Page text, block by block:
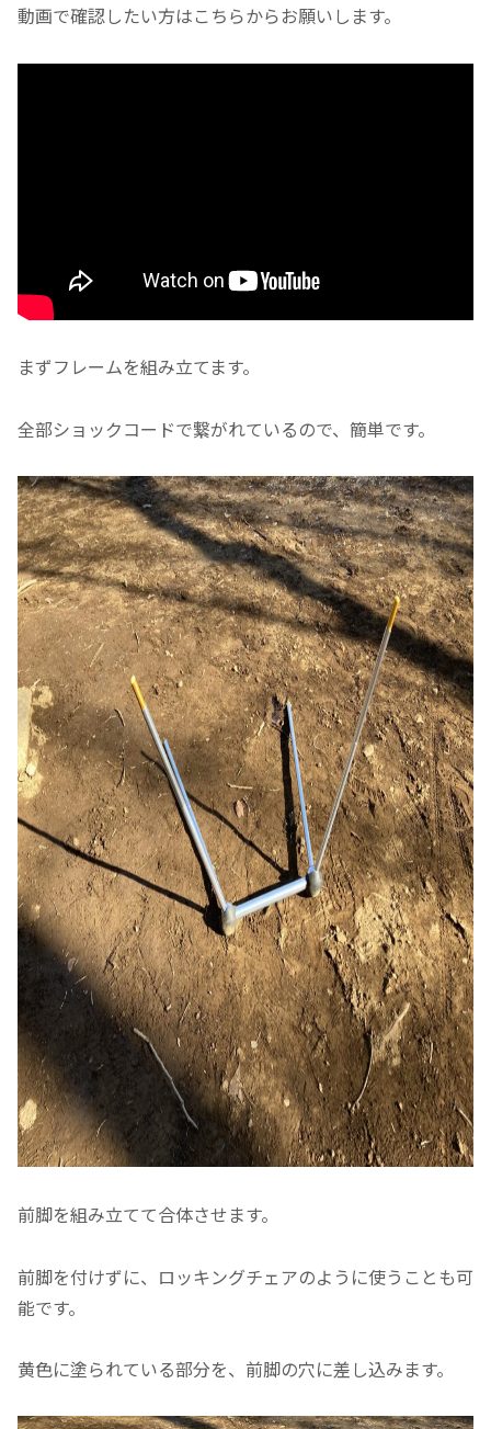
動画で確認したい方はこちらからお願いします。
まずフレームを組み立てます。
全部ショックコードで繋がれているので、簡単です。
前脚を組み立てて合体させます。
前脚を付けずに、ロッキングチェアのように使うことも可
能です。
黄色に塗られている部分を、前脚の穴に差し込みます。